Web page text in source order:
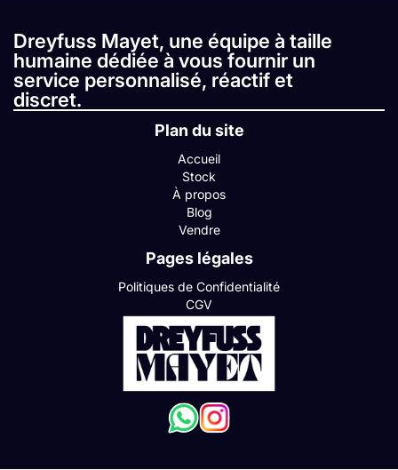
Dreyfuss Mayet, une équipe à taille
humaine dédiée à vous fournir un
service personnalisé, réactif et
discret.
Plan du site
Accueil
Stock
À propos
Blog
Vendre
Pages légales
Politiques de Confidentialité
CGV